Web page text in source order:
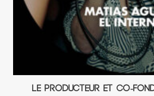
Le producteur et co-